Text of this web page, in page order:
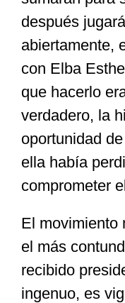
después
abiertamente,
con Elba
que hacerlo
verdadero, la
oportunidad
ella había
comprometer
El movimiento
el más
recibido
ingenuo, es